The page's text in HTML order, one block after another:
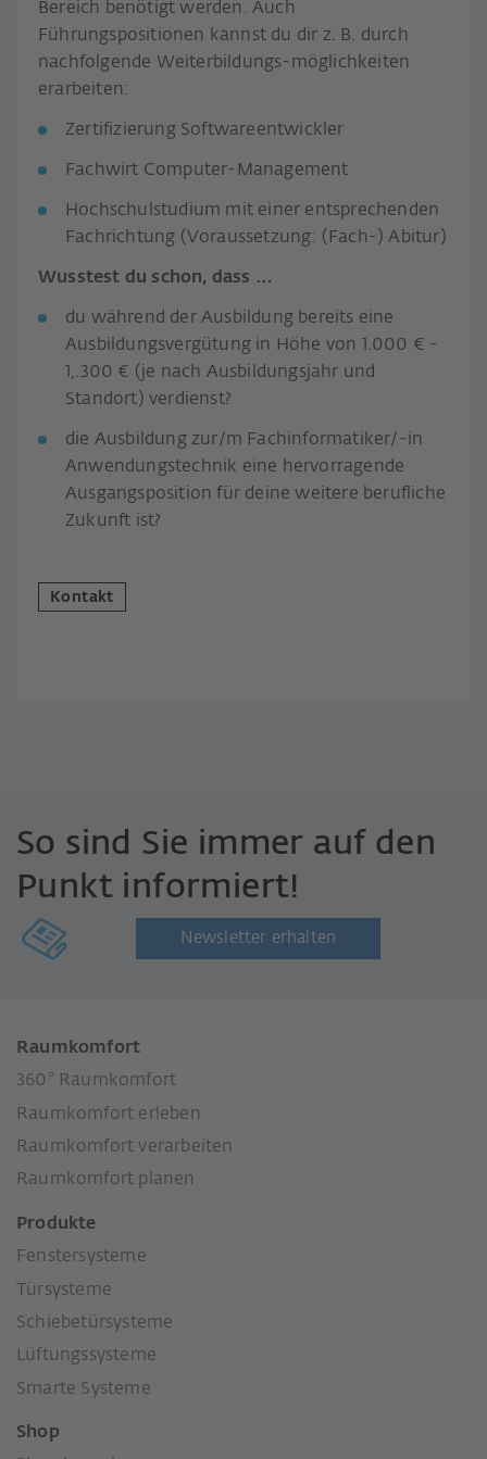
Bereich benötigt werden. Auch
Führungspositionen kannst du dir z. B. durch
nachfolgende Weiterbildungs-möglichkeiten
erarbeiten:
Zertifizierung Softwareentwickler
Fachwirt Computer-Management
Hochschulstudium mit einer entsprechenden
Fachrichtung (Voraussetzung: (Fach-) Abitur)
Wusstest du schon, dass …
du während der Ausbildung bereits eine
Ausbildungsvergütung in Höhe von 1.000 € -
1,.300 € (je nach Ausbildungsjahr und
Standort) verdienst?
die Ausbildung zur/m Fachinformatiker/-in
Anwendungstechnik eine hervorragende
Ausgangsposition für deine weitere berufliche
Zukunft ist?
Kontakt
So sind Sie immer auf den
Punkt informiert!
Newsletter erhalten
Raumkomfort
360° Raumkomfort
Raumkomfort erleben
Raumkomfort verarbeiten
Raumkomfort planen
Produkte
Fenstersysteme
Türsysteme
Schiebetürsysteme
Lüftungssysteme
Smarte Systeme
Shop